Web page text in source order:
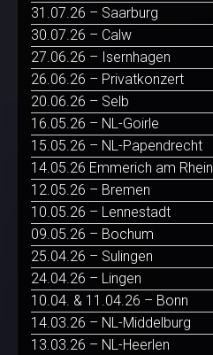
31.07.26 – Saarburg
30.07.26 – Calw
27.06.26 – Isernhagen
26.06.26 – Privatkonzert
20.06.26 – Selb
16.05.26 – NL-Goirle
15.05.26 – NL-Papendrecht
14.05.26 Emmerich am Rhein
12.05.26 – Bremen
10.05.26 – Lennestadt
09.05.26 – Bochum
25.04.26 – Sulingen
24.04.26 – Lingen
10.04. & 11.04.26 – Bonn
14.03.26 – NL-Middelburg
13.03.26 – NL-Heerlen